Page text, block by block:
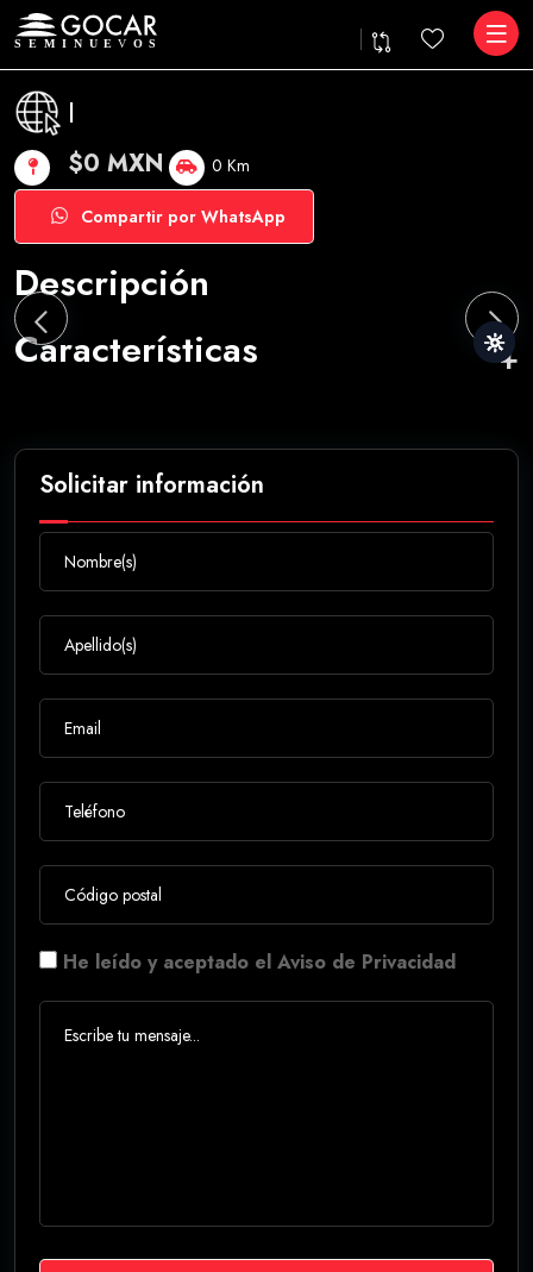
|
$0 MXN 0 Km
Compartir por WhatsApp
Descripción
Características
Solicitar información
He leído y aceptado el Aviso de Privacidad